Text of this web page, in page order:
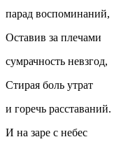
парад воспоминаний,
Оставив за плечами
сумрачность невзгод,
Стирая боль утрат
и горечь расставаний.
И на заре с небес